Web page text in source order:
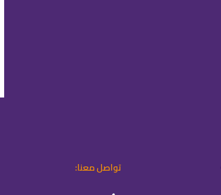
تواصل معنا: